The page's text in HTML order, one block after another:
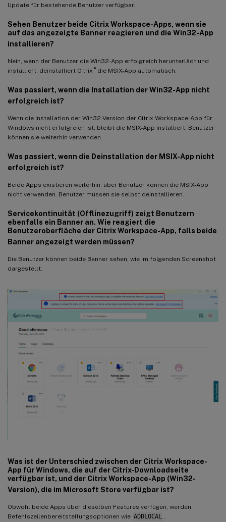
Update für bestehende Benutzer verfügbar.
Sehen Benutzer beide Citrix Workspace-Apps, wenn sie
auf das angezeigte Banner reagieren und die Win32-App
installieren?
Nein, wenn der Benutzer die Win32-App erfolgreich herunterlädt und
installiert, deinstalliert Citrix ®die MSIX-App automatisch.
Was passiert, wenn die Installation der Win32-App nicht
erfolgreich ist?
Wenn die Installation der Win32-Version der Citrix Workspace-App für
Windows nicht erfolgreich ist, bleibt die MSIX-App installiert. Benutzer
können sie weiterhin verwenden.
Was passiert, wenn die Deinstallation der MSIX-App nicht
erfolgreich ist?
Beide Apps existieren weiterhin, aber Benutzer können die MSIX-App
nicht verwenden. Benutzer müssen sie selbst deinstallieren.
Servicekontinuität (Offlinezugriff) zeigt Benutzern
ebenfalls ein Banner an. Wie reagiert die
Benutzeroberfläche der Citrix Workspace-App, falls beide
Banner angezeigt werden müssen?
Die Benutzer können beide Banner sehen, wie im folgenden Screenshot
dargestellt:
Was ist der Unterschied zwischen der Citrix Workspace-
App für Windows, die auf der Citrix-Downloadseite
verfügbar ist, und der Citrix Workspace-App (Win32-
Version), die im Microsoft Store verfügbar ist?
Obwohl beide Apps über dieselben Features verfügen, werden
Befehlszeilenbereitstellungsoptionen wie ADDLOCAL ,